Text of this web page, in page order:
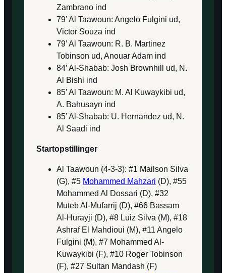
Zambrano ind
79’ Al Taawoun: Angelo Fulgini ud,
Victor Souza ind
79’ Al Taawoun: R. B. Martinez
Tobinson ud, Anouar Adam ind
84’ Al-Shabab: Josh Brownhill ud, N.
Al Bishi ind
85’ Al Taawoun: M. Al Kuwaykibi ud,
A. Bahusayn ind
85’ Al-Shabab: U. Hernandez ud, N.
Al Saadi ind
Startopstillinger
Al Taawoun (4-3-3): #1 Mailson Silva
(G), #5 Mohammed Mahzari (D), #55
Mohammed Al Dossari (D), #32
Muteb Al-Mufarrij (D), #66 Bassam
Al-Hurayji (D), #8 Luiz Silva (M), #18
Ashraf El Mahdioui (M), #11 Angelo
Fulgini (M), #7 Mohammed Al-
Kuwaykibi (F), #10 Roger Tobinson
(F), #27 Sultan Mandash (F)